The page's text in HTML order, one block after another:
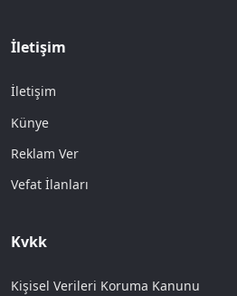
İletişim
İletişim
Künye
Reklam Ver
Vefat İlanları
Kvkk
Kişisel Verileri Koruma Kanunu